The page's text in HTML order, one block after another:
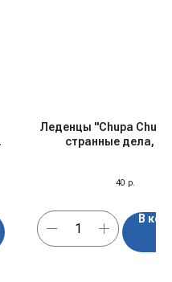
Леденцы "Chupa
странные дела, 12
40 р.
В